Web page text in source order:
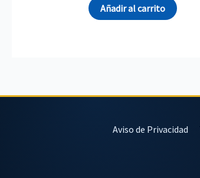
Añadir al carrito
Aviso de Privacidad